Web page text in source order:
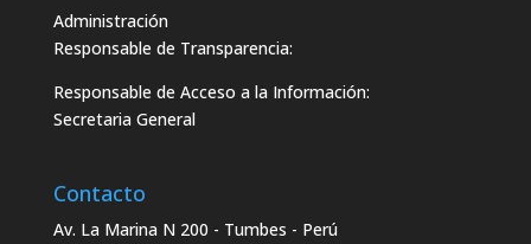
Administración
Responsable de Transparencia:
Responsable de Acceso a la Información:
Secretaria General
Contacto
Av. La Marina N 200 - Tumbes - Perú